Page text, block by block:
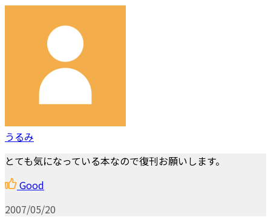
うるみ
とても気になっている本なので復刊お願いします。
Good
2007/05/20